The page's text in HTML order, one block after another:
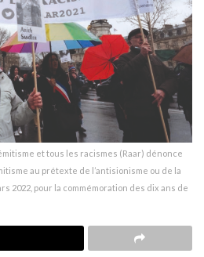
et tous les racismes (Raar) dénonce
au prétexte de l’antisionisme ou de la
2022, pour la commémoration des dix ans de